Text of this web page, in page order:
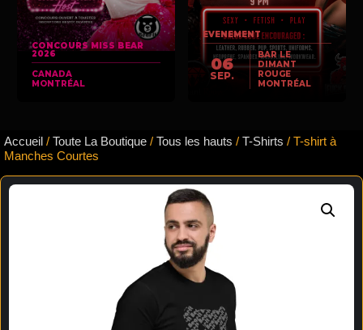
CONCOURS MISS BEAR
2026
CANADA
MONTRÉAL
EVENEMENT
06
SEP.
BAR LE
DIMANT
ROUGE
MONTRÉAL
Accueil / Toute La Boutique / Tous les hauts / T-Shirts / T-shirt à
Manches Courtes